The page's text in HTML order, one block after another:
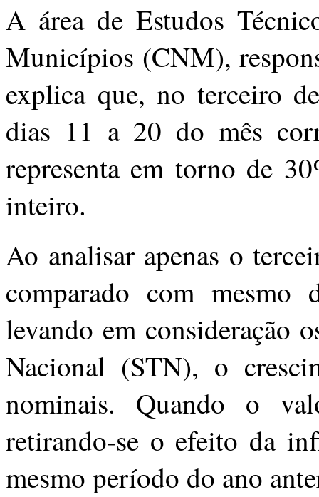
A área de Estudos
Municípios (CNM),
explica que, no terceiro
dias 11 a 20 do mês
representa em torno de
inteiro.
Ao analisar apenas o
comparado com
levando em consideração
Nacional (STN), o
nominais. Quando o
retirando-se o efeito da
mesmo período do ano